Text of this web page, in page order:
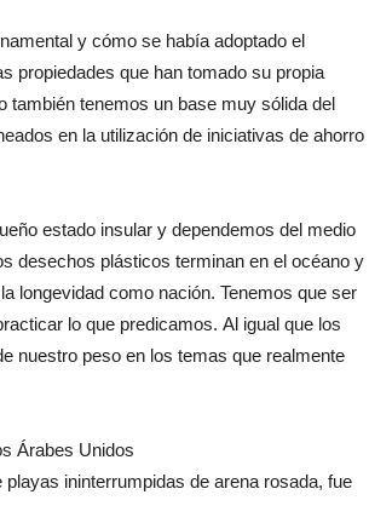
y cómo se había adoptado el
propiedades que han tomado su propia
también tenemos un base muy sólida del
en la utilización de iniciativas de ahorro
estado insular y dependemos del medio
desechos plásticos terminan en el océano y
longevidad como nación. Tenemos que ser
lo que predicamos. Al igual que los
nuestro peso en los temas que realmente
Árabes Unidos
ininterrumpidas de arena rosada, fue